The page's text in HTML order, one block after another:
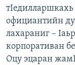
тIедилларшкахь
официантийн
лахараниг –
корпоративан
Оцу эцаран